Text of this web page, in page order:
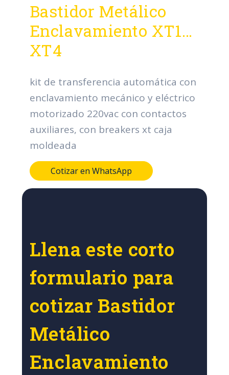
Bastidor Metálico
Enclavamiento XT1…
XT4
kit de transferencia automática con
enclavamiento mecánico y eléctrico
motorizado 220vac con contactos
auxiliares, con breakers xt caja
moldeada
Cotizar en WhatsApp
Llena este corto
formulario para
cotizar Bastidor
Metálico
Enclavamiento